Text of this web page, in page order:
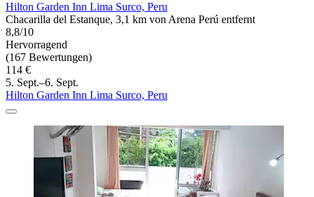
Hilton Garden Inn Lima Surco, Peru
Chacarilla del Estanque, 3,1 km von Arena Perú entfernt
8,8/10
Hervorragend
(167 Bewertungen)
114 €
5. Sept.–6. Sept.
Hilton Garden Inn Lima Surco, Peru